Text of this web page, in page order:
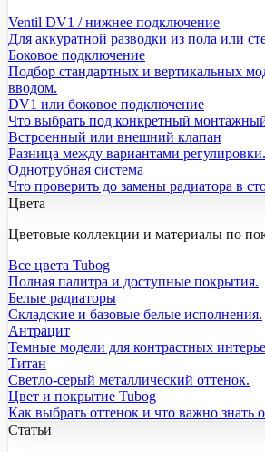
Ventil DV1 / нижнее подключение
Для аккуратной разводки из пола или
Боковое подключение
Подбор стандартных и вертикальных
вводом.
DV1 или боковое подключение
Что выбрать под конкретный
Встроенный или внешний клапан
Разница между вариантами регулировки.
Однотрубная система
Что проверить до замены радиатора в
Цвета
Цветовые коллекции и материалы по
Все цвета Tubog
Полная палитра и доступные покрытия.
Белые радиаторы
Складские и базовые белые исполнения.
Антрацит
Темные модели для контрастных
Титан
Светло-серый металлический оттенок.
Цвет и покрытие Tubog
Как выбрать оттенок и что важно знать
Статьи